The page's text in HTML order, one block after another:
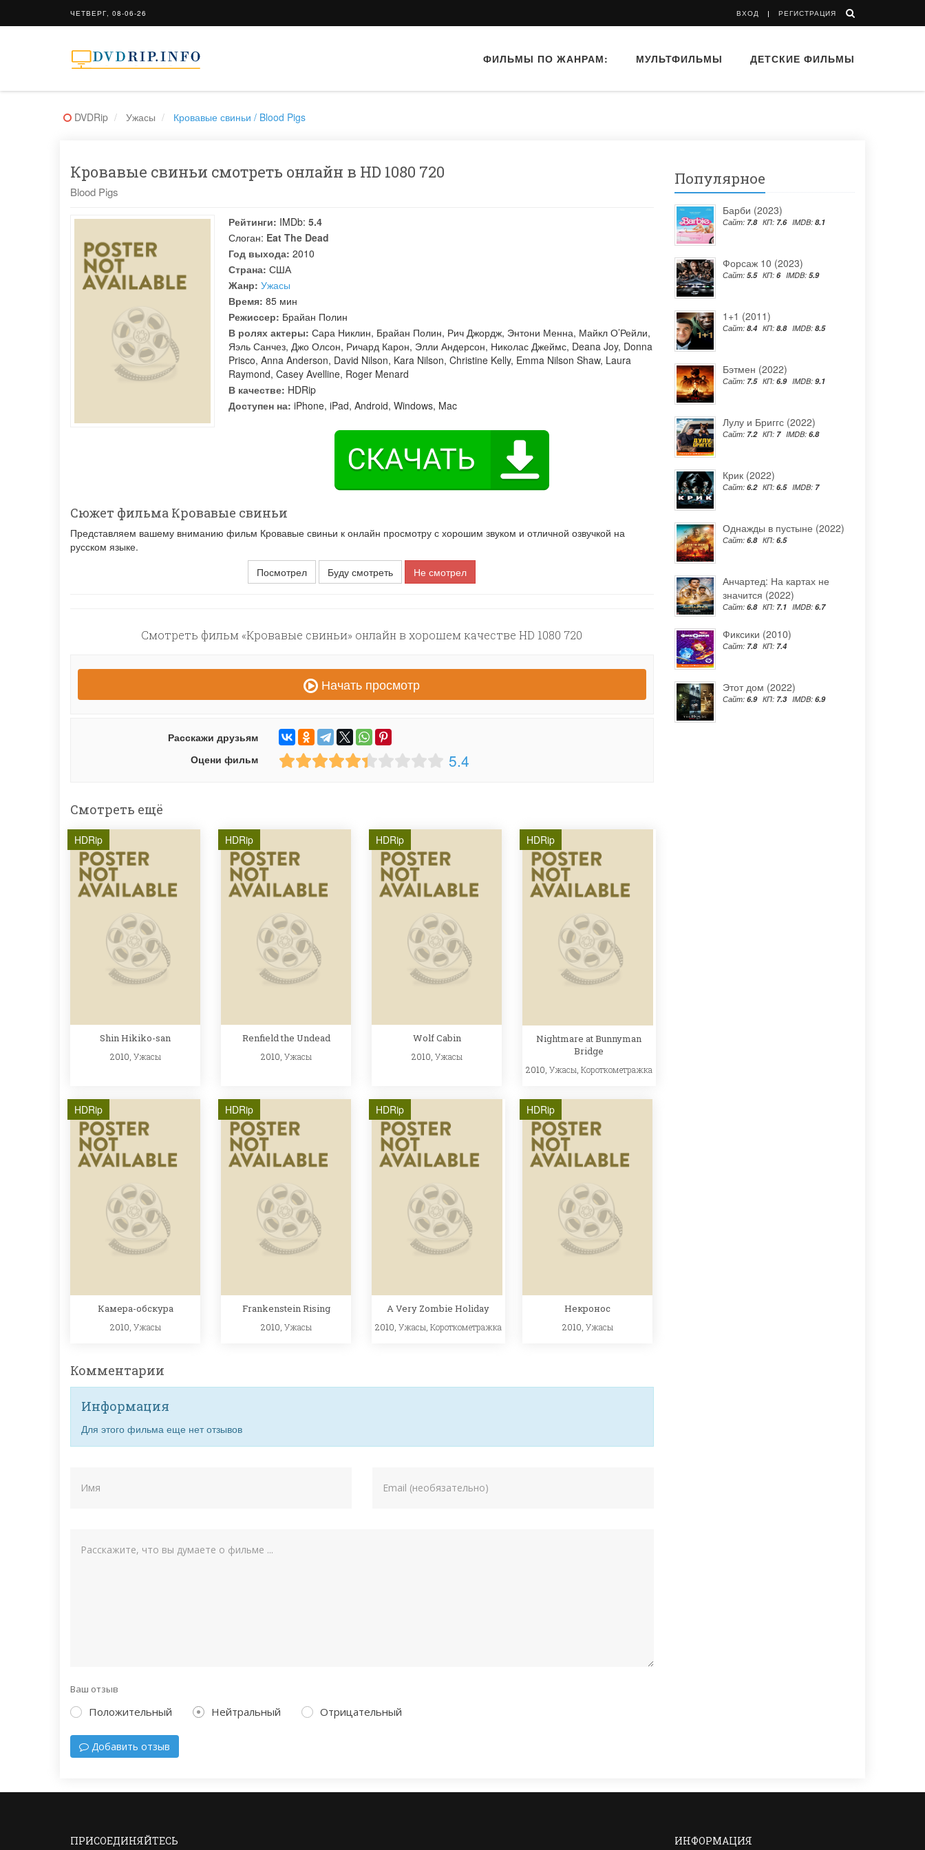
ЧЕТВЕРГ, 08-06-26 ВХОД РЕГИСТРАЦИЯ
ФИЛЬМЫ ПО ЖАНРАМ: МУЛЬТФИЛЬМЫ ДЕТСКИЕ ФИЛЬМЫ
DVDRip Ужасы Кровавые свиньи / Blood Pigs
Кровавые свиньи смотреть онлайн в HD 1080 720
Blood Pigs
Рейтинги: IMDb: 5.4
Слоган: Eat The Dead
Год выхода: 2010
Страна: США
Жанр: Ужасы
Время: 85 мин
Режиссер: Брайан Полин
В ролях актеры: Сара Никлин, Брайан Полин, Рич Джордж, Энтони Менна, Майкл О’Рейли,
Яэль Санчез, Джо Олсон, Ричард Карон, Элли Андерсон, Николас Джеймс, Deana Joy, Donna
Prisco, Anna Anderson, David Nilson, Kara Nilson, Christine Kelly, Emma Nilson Shaw, Laura
Raymond, Casey Avelline, Roger Menard
В качестве: HDRip
Доступен на: iPhone, iPad, Android, Windows, Mac
Сюжет фильма Кровавые свиньи
Представляем вашему вниманию фильм Кровавые свиньи к онлайн просмотру с хорошим звуком и отличной озвучкой на
русском языке.
Посмотрел
Буду смотреть Не смотрел
Смотреть фильм «Кровавые свиньи» онлайн в хорошем качестве HD 1080 720
Начать просмотр
Расскажи друзьям
Оцени фильм
5.4
Смотреть ещё
HDRip
Shin Hikiko-san
2010, Ужасы
HDRip
Renfield the Undead
2010, Ужасы
HDRip
Wolf Cabin
2010, Ужасы
HDRip
Nightmare at Bunnyman
Bridge
2010, Ужасы Короткометражка
HDRip
Камера-обскура
2010, Ужасы
HDRip
Frankenstein Rising
2010, Ужасы
HDRip
A Very Zombie Holiday
2010, Ужасы, Короткометражка
HDRip
Некронос
2010, Ужасы
Комментарии
Информация
Для этого фильма еще нет отзывов
Ваш отзыв
Положительный Нейтральный Отрицательный
Добавить отзыв
Популярное
Барби (2023)
Сайт: 7.8 КП: 7.6 IMDB: 8.1
Форсаж 10 (2023)
Сайт: 5.5 КП: 6 IMDB: 5.9
1+1 (2011)
Сайт: 8.4 КП: 8.8 IMDB: 8.5
Бэтмен (2022)
Сайт: 7.5 КП: 6.9 IMDB: 9.1
Лулу и Бриггс (2022)
Сайт: 7.2 КП: 7 IMDB: 6.8
Крик (2022)
Сайт: 6.2 КП: 6.5 IMDB: 7
Однажды в пустыне (2022)
Сайт: 6.8 КП: 6.5
Анчартед: На картах не
значится (2022)
Сайт: 6.8 КП: 7.1 IMDB: 6.7
Фиксики (2010)
Сайт: 7.8 КП: 7.4
Этот дом (2022)
Сайт: 6.9 КП: 7.3 IMDB: 6.9
ПРИСОЕДИНЯЙТЕСЬ ИНФОРМАЦИЯ